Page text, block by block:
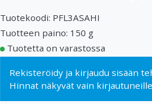
Tuotekoodi: PFL3ASAHI
Tuotteen paino: 150 g
Tuotetta on varastossa
Rekisteröidyja kirjaudu sisään
Hinnat näkyvät vain